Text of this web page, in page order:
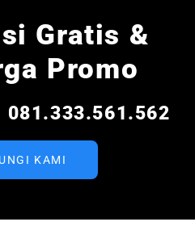
Gratis &
Promo
081.333.561.562
KAMI